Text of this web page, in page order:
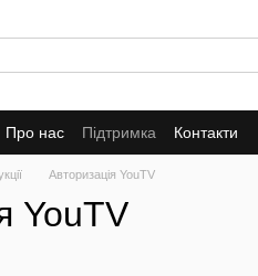
Про нас Підтримка Контакти
Авторизація YouTV
YouTV